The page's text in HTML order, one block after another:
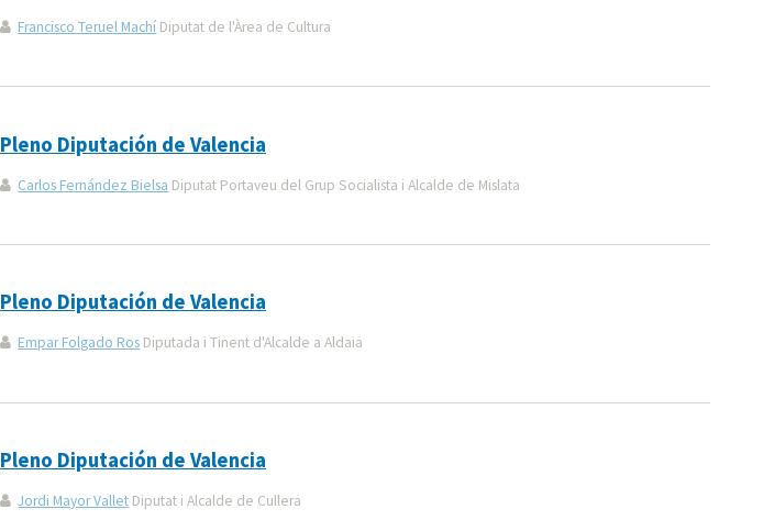
Francisco Teruel Machí Diputat de l'Àrea de Cultura
Pleno Diputación de Valencia
Carlos Fernández Bielsa Diputat Portaveu del Grup Socialista i Alcalde de Mislata
Pleno Diputación de Valencia
Empar Folgado Ros Diputada i Tinent d'Alcalde a Aldaia
Pleno Diputación de Valencia
Jordi Mayor Vallet Diputat i Alcalde de Cullera